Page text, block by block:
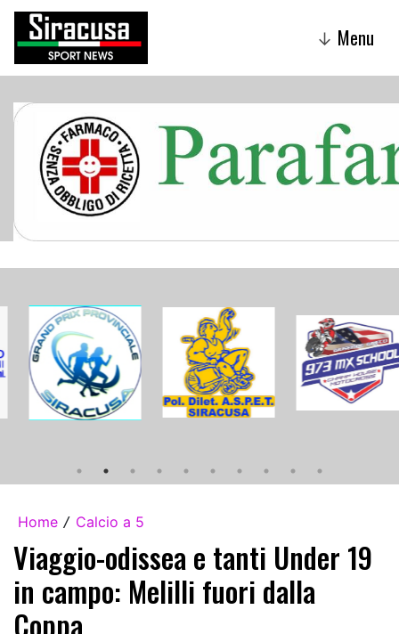
↓ Menu
Home / Calcio a 5
Viaggio-odissea e tanti Under 19
in campo: Melilli fuori dalla
Coppa